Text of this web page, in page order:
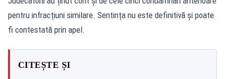
pentru infracțiuni similare. Sentința nu este definitivă și poate
fi contestată prin apel.
CITEȘTE ȘI